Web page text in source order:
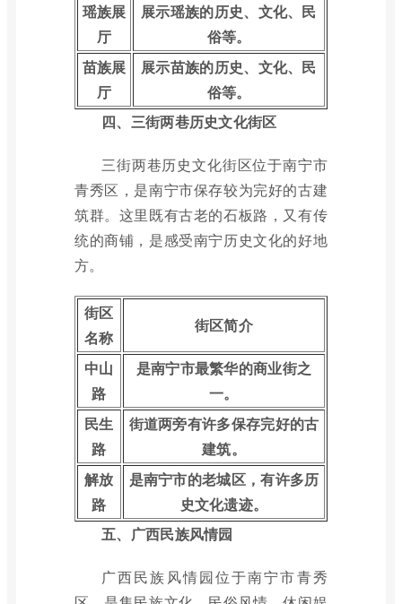
瑶族展
厅
展示瑶族的历史、文化、民
俗等。
苗族展
厅
展示苗族的历史、文化、民
俗等。
四、三街两巷历史文化街区
三街两巷历史文化街区位于南宁市
青秀区，是南宁市保存较为完好的古建
筑群。这里既有古老的石板路，又有传
统的商铺，是感受南宁历史文化的好地
方。
街区
名称
街区简介
中山
路
是南宁市最繁华的商业街之
一。
民生
路
街道两旁有许多保存完好的古
建筑。
解放
路
是南宁市的老城区，有许多历
史文化遗迹。
五、广西民族风情园
广西民族风情园位于南宁市青秀